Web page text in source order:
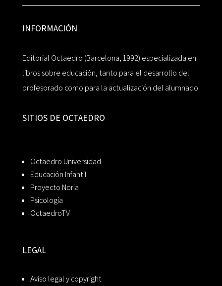
INFORMACIÓN
Editorial Octaedro (Barcelona, 1992) especializada en
libros sobre educación, tanto para el desarrollo del
profesorado como para la actualización del alumnado.
SITIOS DE OCTAEDRO
Octaedro Universidad
Educación Infantil
Proyecto Noria
Psicología
OctaedroTV
LEGAL
Aviso legal y copyright